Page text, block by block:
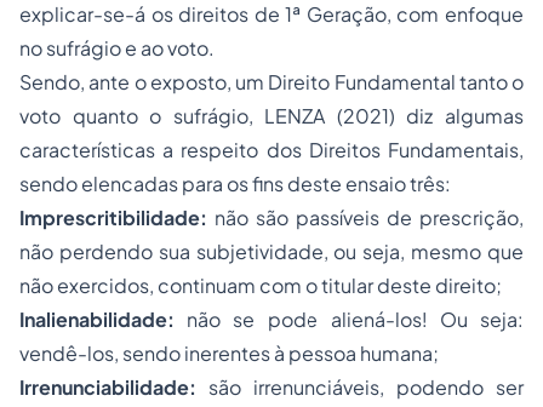
explicar-se-á os direitos de 1ª Geração, com enfoque
no sufrágio e ao voto.
Sendo, ante o exposto, um Direito Fundamental tanto o
voto quanto o sufrágio, LENZA (2021) diz algumas
características a respeito dos Direitos Fundamentais,
sendo elencadas para os fins deste ensaio três:
Imprescritibilidade: não são passíveis de prescrição,
não perdendo sua subjetividade, ou seja, mesmo que
não exercidos, continuam com o titular deste direito;
Inalienabilidade: não se pode aliená-los! Ou seja:
vendê-los, sendo inerentes à pessoa humana;
Irrenunciabilidade: são irrenunciáveis, podendo ser